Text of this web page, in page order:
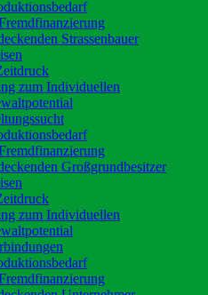
Strassenbauer
zum Individuellen
Großgrundbesitzer
zum Individuellen